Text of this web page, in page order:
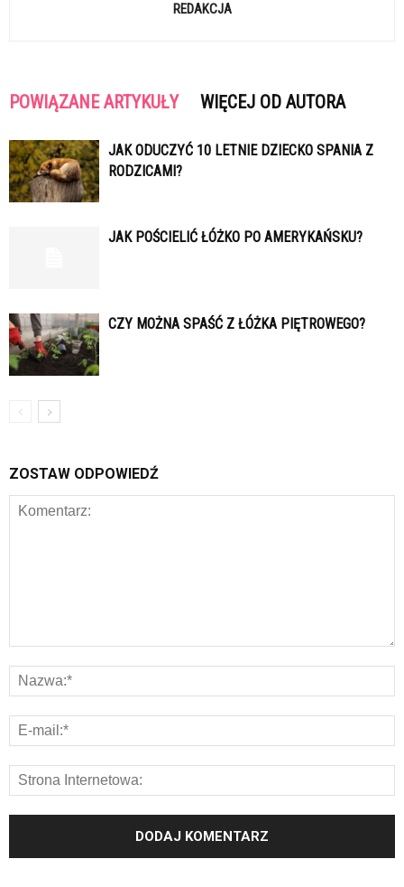
REDAKCJA
POWIĄZANE ARTYKUŁY WIĘCEJ OD AUTORA
JAK ODUCZYĆ 10 LETNIE DZIECKO SPANIA Z
RODZICAMI?
JAK POŚCIELIĆ ŁÓŻKO PO AMERYKAŃSKU?
CZY MOŻNA SPAŚĆ Z ŁÓŻKA PIĘTROWEGO?
ZOSTAW ODPOWIEDŹ